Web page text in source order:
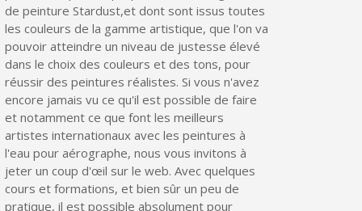
de peinture Stardust,et dont sont issus toutes
les couleurs de la gamme artistique, que l'on va
pouvoir atteindre un niveau de justesse élevé
dans le choix des couleurs et des tons, pour
réussir des peintures réalistes. Si vous n'avez
encore jamais vu ce qu'il est possible de faire
et notamment ce que font les meilleurs
artistes internationaux avec les peintures à
l'eau pour aérographe, nous vous invitons à
jeter un coup d'œil sur le web. Avec quelques
cours et formations, et bien sûr un peu de
pratique, il est possible absolument pour